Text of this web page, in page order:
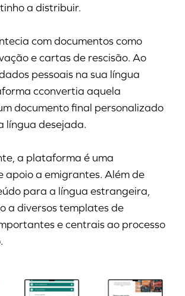
a distribuir.
com documentos como
e cartas de rescisão. Ao
pessoais na sua língua
cconvertia aquela
documento final personalizado
língua desejada.
a plataforma é uma
apoio a emigrantes. Além de
para a língua estrangeira,
a diversos templates de
e centrais ao processo